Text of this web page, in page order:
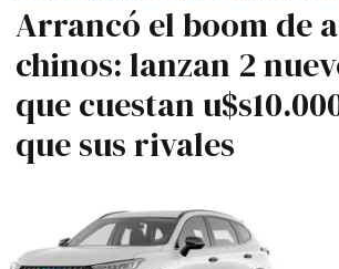
Arrancó el boom de
chinos: lanzan 2
que cuestan
que sus rivales